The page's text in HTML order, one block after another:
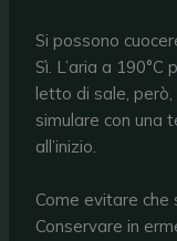
Si possono
Sì. L’aria a
letto di sale,
simulare con una
all’inizio.
Come evitare che
Conservare in